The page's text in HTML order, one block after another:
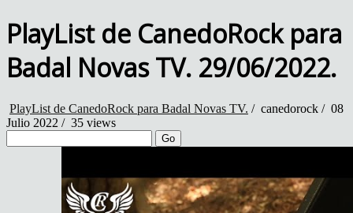
PlayList de CanedoRock para
Badal Novas TV. 29/06/2022.
PlayList de CanedoRock para Badal Novas TV. / canedorock / 08
Julio 2022 / 35 views
Go